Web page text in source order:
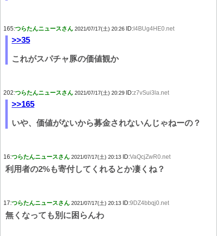
165:つらたんニュースさん 2021/07/17(土) 20:26 ID: I4BUg4HE0.net
>>35
これがスパチャ豚の価値観か
202:つらたんニュースさん 2021/07/17(土) 20:29 ID:z7vSui3la.net
>>165
いや、価値がないから募金されないんじゃねーの？
16:つらたんニュースさん 2021/07/17(土) 20:13 ID:VaQcjZwR0.net
利用者の2%も寄付してくれるとか凄くね？
17:つらたんニュースさん 2021/07/17(土) 20:13 ID:9DZ4bbqj0.net
無くなっても別に困らんわ